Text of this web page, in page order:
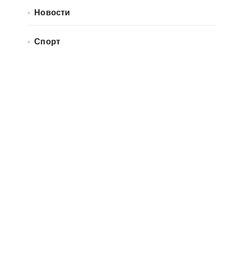
Новости
Спорт